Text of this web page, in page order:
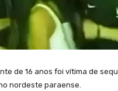
de 16 anos foi vítima de
nordeste paraense.